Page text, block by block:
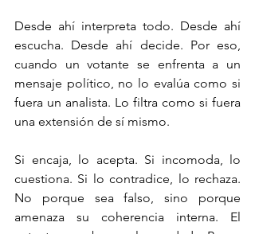
Desde ahí interpreta todo. Desde ahí
escucha. Desde ahí decide. Por eso,
cuando un votante se enfrenta a un
mensaje político, no lo evalúa como si
fuera un analista. Lo filtra como si fuera
una extensión de sí mismo.
Si encaja, lo acepta. Si incomoda, lo
cuestiona. Si lo contradice, lo rechaza.
No porque sea falso, sino porque
amenaza su coherencia interna. El